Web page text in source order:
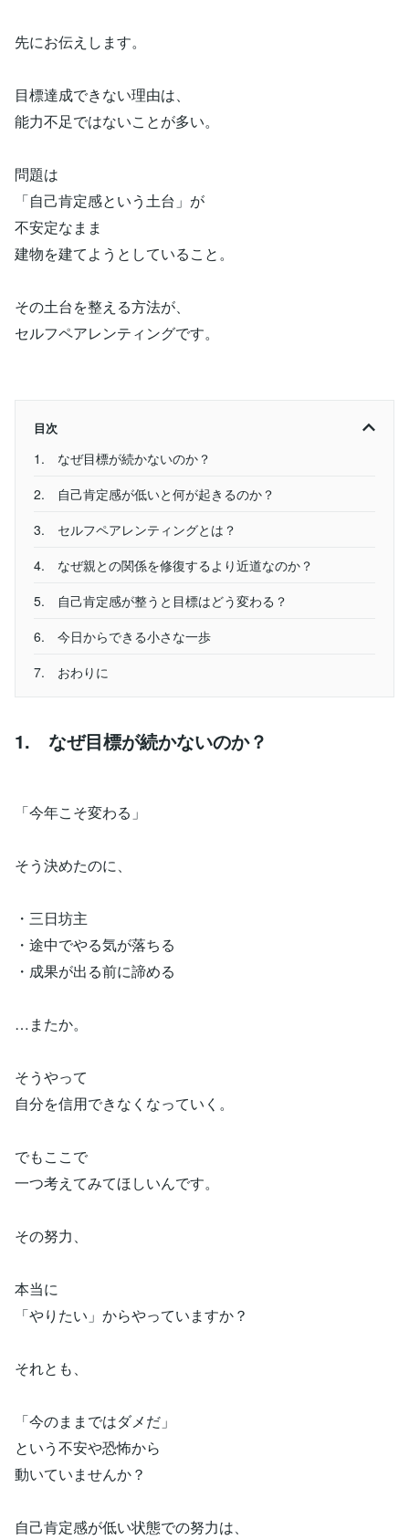
先にお伝えします。
目標達成できない理由は、
能力不足ではないことが多い。
問題は
「自己肯定感という土台」が
不安定なまま
建物を建てようとしていること。
その土台を整える方法が、
セルフペアレンティングです。
目次
1. なぜ目標が続かないのか？
2. 自己肯定感が低いと何が起きるのか？
3. セルフペアレンティングとは？
4. なぜ親との関係を修復するより近道なのか？
5. 自己肯定感が整うと目標はどう変わる？
6. 今日からできる小さな一歩
7. おわりに
1. なぜ目標が続かないのか？
「今年こそ変わる」
そう決めたのに、
・三日坊主
・途中でやる気が落ちる
・成果が出る前に諦める
…またか。
そうやって
自分を信用できなくなっていく。
でもここで
一つ考えてみてほしいんです。
その努力、
本当に
「やりたい」からやっていますか？
それとも、
「今のままではダメだ」
という不安や恐怖から
動いていませんか？
自己肯定感が低い状態での努力は、